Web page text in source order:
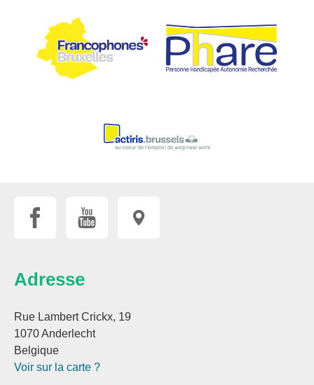
Adresse
Rue Lambert Crickx, 19
1070 Anderlecht
Belgique
Voir sur la carte ?